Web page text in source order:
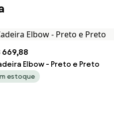
669,88
Elbow - Preto e Preto
estoque